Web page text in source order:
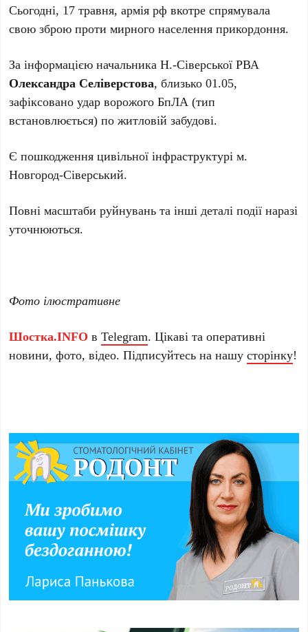
Сьогодні, 17 травня, армія рф вкотре спрямувала
свою зброю проти мирного населення прикордоння.
За інформацією начальника Н.-Сіверської РВА
Олександра Селіверстова, близько 01.05,
зафіксовано удар ворожого БпЛА (тип
встановлюється) по житловій забудові.
Є пошкодження цивільної інфраструктурі м.
Новгород-Сіверський.
Повні масштаби руйнувань та інші деталі події наразі
уточнюються.
Фото ілюстративне
Шостка.INFO вTelegram. Цікаві та оперативні
новини, фото, відео. Підписуйтесь на нашусторінку!